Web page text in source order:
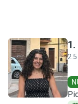
M
1.